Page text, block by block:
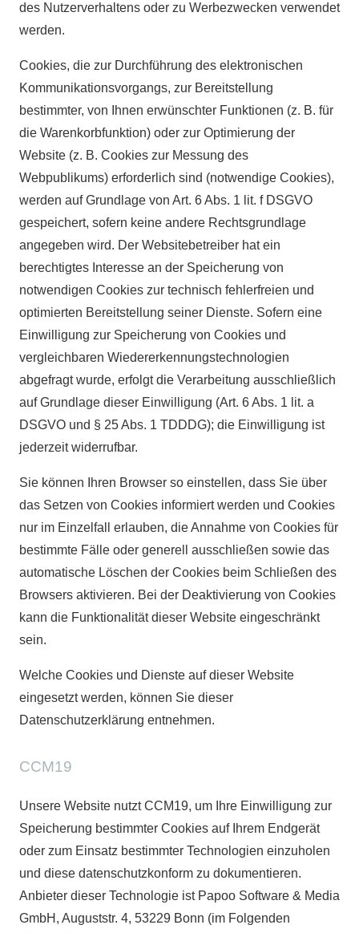
des Nutzerverhaltens oder zu Werbezwecken verwendet
werden.
Cookies, die zur Durchführung des elektronischen
Kommunikationsvorgangs, zur Bereitstellung
bestimmter, von Ihnen erwünschter Funktionen (z. B. für
die Warenkorbfunktion) oder zur Optimierung der
Website (z. B. Cookies zur Messung des
Webpublikums) erforderlich sind (notwendige Cookies),
werden auf Grundlage von Art. 6 Abs. 1 lit. f DSGVO
gespeichert, sofern keine andere Rechtsgrundlage
angegeben wird. Der Websitebetreiber hat ein
berechtigtes Interesse an der Speicherung von
notwendigen Cookies zur technisch fehlerfreien und
optimierten Bereitstellung seiner Dienste. Sofern eine
Einwilligung zur Speicherung von Cookies und
vergleichbaren Wiedererkennungstechnologien
abgefragt wurde, erfolgt die Verarbeitung ausschließlich
auf Grundlage dieser Einwilligung (Art. 6 Abs. 1 lit. a
DSGVO und § 25 Abs. 1 TDDDG); die Einwilligung ist
jederzeit widerrufbar.
Sie können Ihren Browser so einstellen, dass Sie über
das Setzen von Cookies informiert werden und Cookies
nur im Einzelfall erlauben, die Annahme von Cookies für
bestimmte Fälle oder generell ausschließen sowie das
automatische Löschen der Cookies beim Schließen des
Browsers aktivieren. Bei der Deaktivierung von Cookies
kann die Funktionalität dieser Website eingeschränkt
sein.
Welche Cookies und Dienste auf dieser Website
eingesetzt werden, können Sie dieser
Datenschutzerklärung entnehmen.
CCM19
Unsere Website nutzt CCM19, um Ihre Einwilligung zur
Speicherung bestimmter Cookies auf Ihrem Endgerät
oder zum Einsatz bestimmter Technologien einzuholen
und diese datenschutzkonform zu dokumentieren.
Anbieter dieser Technologie ist Papoo Software & Media
GmbH, Auguststr. 4, 53229 Bonn (im Folgenden